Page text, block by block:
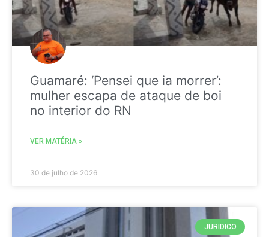
Guamaré: ‘Pensei que ia morrer’:
mulher escapa de ataque de boi
no interior do RN
VER MATÉRIA »
30 de julho de 2026
JURIDICO